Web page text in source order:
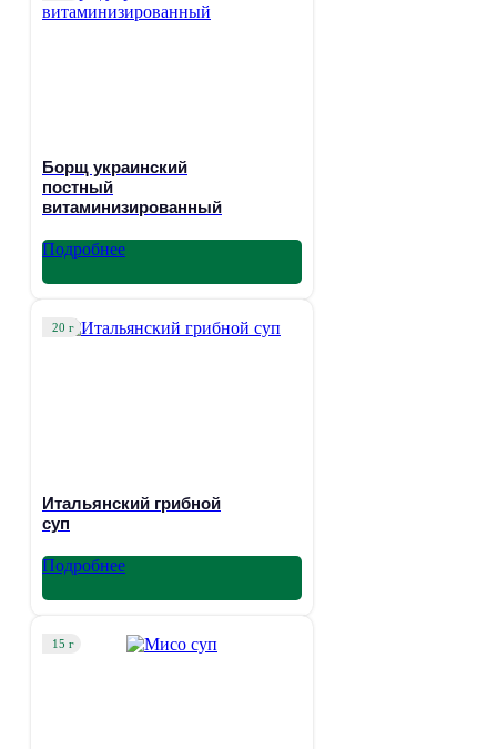
Борщ украинский
постный
витаминизированный
Подробнее
20 г
Итальянский грибной
суп
Подробнее
15 г